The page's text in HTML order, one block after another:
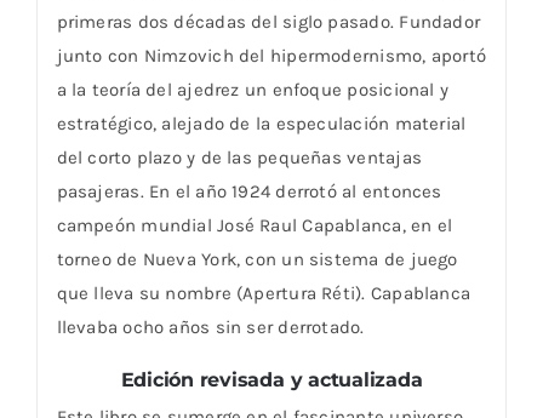
primeras dos décadas del siglo pasado. Fundador
junto con Nimzovich del hipermodernismo, aportó
a la teoría del ajedrez un enfoque posicional y
estratégico, alejado de la especulación material
del corto plazo y de las pequeñas ventajas
pasajeras. En el año 1924 derrotó al entonces
campeón mundial José Raul Capablanca, en el
torneo de Nueva York, con un sistema de juego
que lleva su nombre (Apertura Réti). Capablanca
llevaba ocho años sin ser derrotado.
Edición revisada y actualizada